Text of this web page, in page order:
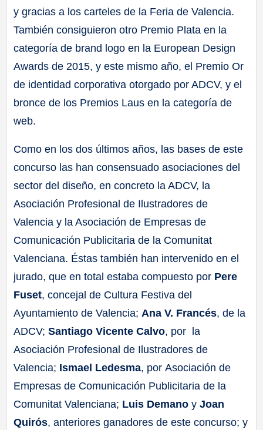
y gracias a los carteles de la Feria de Valencia.
También consiguieron otro Premio Plata en la
categoría de brand logo en la European Design
Awards de 2015, y este mismo año, el Premio Or
de identidad corporativa otorgado por ADCV, y el
bronce de los Premios Laus en la categoría de
web.
Como en los dos últimos años, las bases de este
concurso las han consensuado asociaciones del
sector del diseño, en concreto la ADCV, la
Asociación Profesional de Ilustradores de
Valencia y la Asociación de Empresas de
Comunicación Publicitaria de la Comunitat
Valenciana. Éstas también han intervenido en el
jurado, que en total estaba compuesto por Pere
Fuset, concejal de Cultura Festiva del
Ayuntamiento de Valencia; Ana V. Francés, de la
ADCV; Santiago Vicente Calvo, por la
Asociación Profesional de Ilustradores de
Valencia; Ismael Ledesma, por Asociación de
Empresas de Comunicación Publicitaria de la
Comunitat Valenciana; Luis Demano yJoan
Quirós, anteriores ganadores de este concurso; y